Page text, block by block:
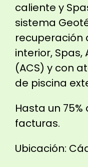
caliente y
sistema
recuperación
interior,
(ACS) y con
de piscina
Hasta un
facturas.
Ubicación: